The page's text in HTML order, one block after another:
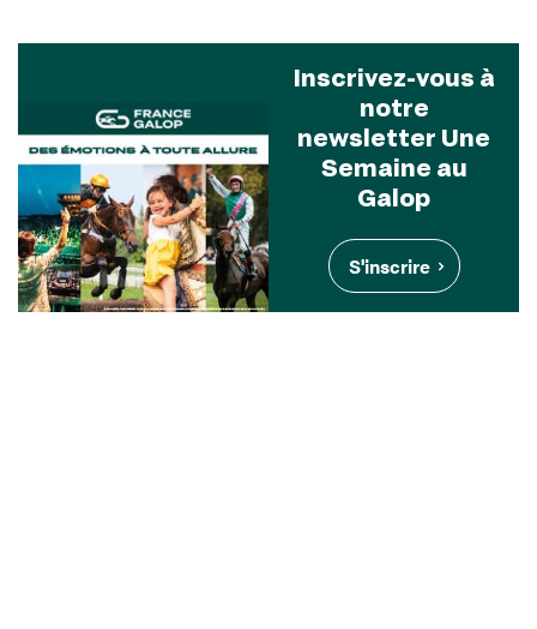
Inscrivez-vous à
notre
newsletter Une
Semaine au
Galop
S'inscrire